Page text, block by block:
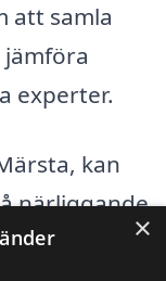
att samla
experter.
kan
närliggande
i
×